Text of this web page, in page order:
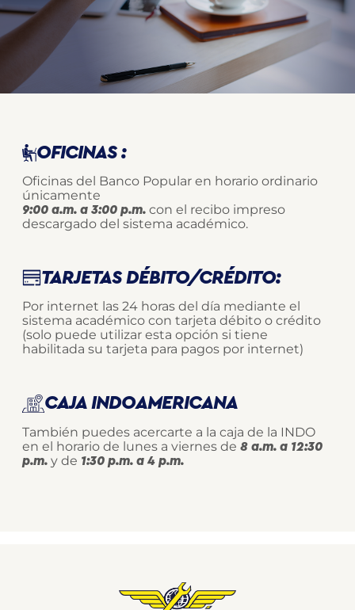
OFICINAS :
Oficinas del Banco Popular en horario ordinario
únicamente
9:00 a.m. a 3:00 p.m. con el recibo impreso
descargado del sistema académico.
TARJETAS DÉBITO/CRÉDITO:
Por internet las 24 horas del día mediante el
sistema académico con tarjeta débito o crédito
(solo puede utilizar esta opción si tiene
habilitada su tarjeta para pagos por internet)
CAJA INDOAMERICANA
También puedes acercarte a la caja de la INDO
en el horario de lunes a viernes de 8 a.m. a 12:30
p.m. y de 1:30 p.m. a 4 p.m.